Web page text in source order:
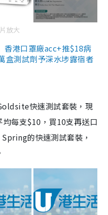
放大
香港口罩廠acc+推$18病
盒測試劑予深水埗露宿者
快速測試套裝，現
每支$10，買10支再送口
的快速測試套裝，